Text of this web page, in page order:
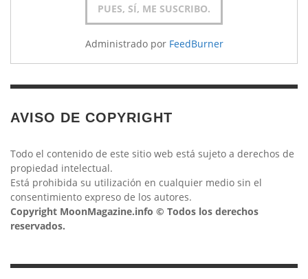
Administrado por FeedBurner
AVISO DE COPYRIGHT
Todo el contenido de este sitio web está sujeto a derechos de
propiedad intelectual.
Está prohibida su utilización en cualquier medio sin el
consentimiento expreso de los autores.
Copyright MoonMagazine.info © Todos los derechos
reservados.